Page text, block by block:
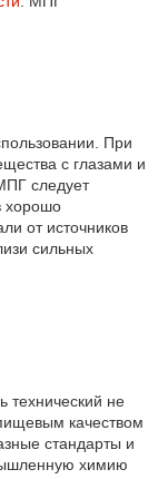
При
с глазами и
следует
хорошо
от источников
сильных
технический не
качеством
стандарты и
химию